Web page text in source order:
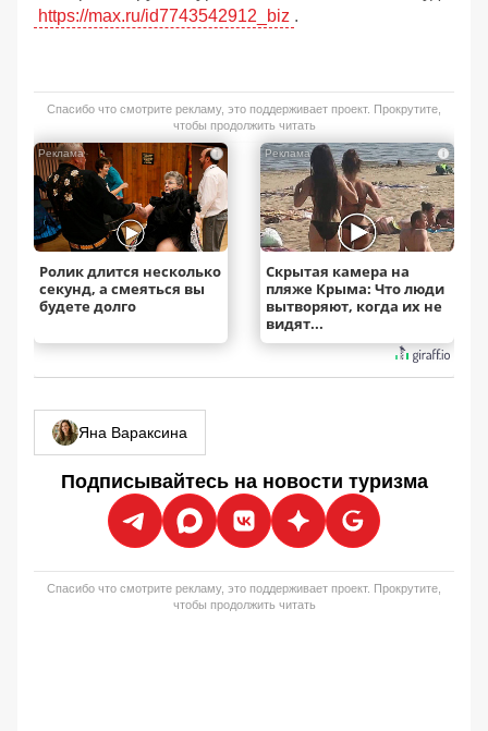
https://max.ru/id7743542912_biz .
Спасибо что смотрите рекламу, это поддерживает проект. Прокрутите,
чтобы продолжить читать
i
Ролик длится несколько
секунд, а смеяться вы
будете долго
i
Скрытая камера на
пляже Крыма: Что люди
вытворяют, когда их не
видят...
Яна Вараксина
Подписывайтесь на новости туризма
Спасибо что смотрите рекламу, это поддерживает проект. Прокрутите,
чтобы продолжить читать